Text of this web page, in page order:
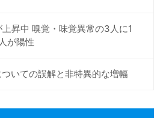
昇中 嗅覚・味覚異常の3人に1
が陽性
いての誤解と非特異的な増幅